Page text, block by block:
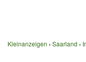
Kleinanzeigen Saarland